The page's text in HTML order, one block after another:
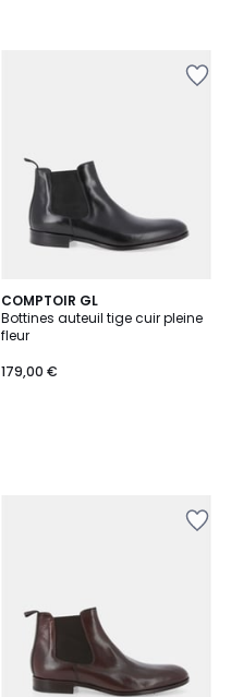
COMPTOIR GL
Bottines auteuil tige cuir pleine
fleur
179,00 €